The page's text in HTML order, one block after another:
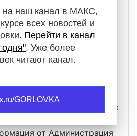
РЭС сообщает, что в
ремонтных работ 7
не будет…
ремонтных работ
автобусы, следующие
18, не будут
Просьба с
к сложившейся
свои маршруты с
информации.
от Администрация
на наш канал в МАКС,
всех новостей и
Перейти в канал
. Уже более
читают канал.
GORLOVKA